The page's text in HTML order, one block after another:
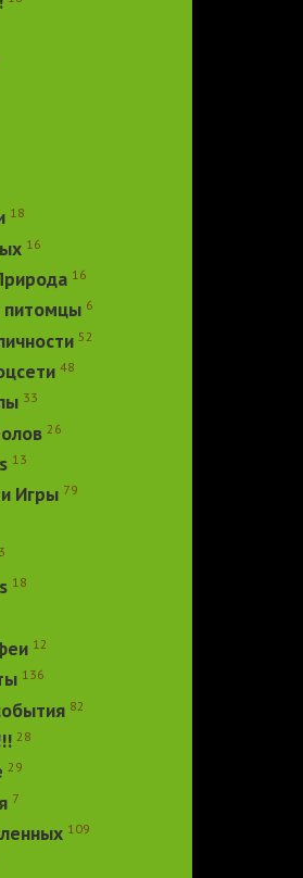
18
16
16
6
52
48
33
26
13
Игры 79
18
12
136
82
28
29
7
109